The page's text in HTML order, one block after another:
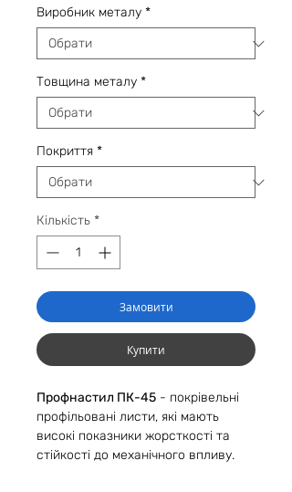
Виробник металу *
Товщина металу *
Покриття *
Кількість *
Замовити
Купити
Профнастил ПК-45 - покрівельні
профільовані листи, які мають
високі показники жорсткості та
стійкості до механічного впливу.